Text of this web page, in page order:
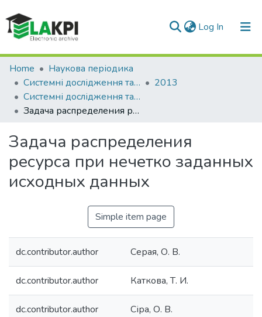
Log In (current)
Communities & Collections
All of DSpace
Statistics
Home
Наукова періодика
Системні дослідження та інформаційні технології
2013
Системні дослідження та інформаційні технології: науково-технічний журнал, № 2
Задача распределения ресурса при нечетко заданных исходных данных
Задача распределения
ресурса при нечетко заданных
исходных данных
Simple item page
dc.contributor.author Серая, О. В.
dc.contributor.author Каткова, Т. И.
dc.contributor.author Сіра, О. В.